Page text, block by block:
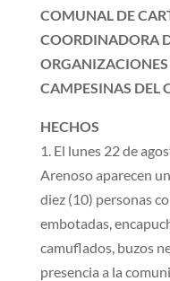
COMUNAL DE
COORDINADORA
ORGANIZACIONES
CAMPESINAS DEL
HECHOS
1. El lunes 22 de
Arenoso aparecen
diez (10) personas
embotadas,
camuflados, buzos
presencia a la